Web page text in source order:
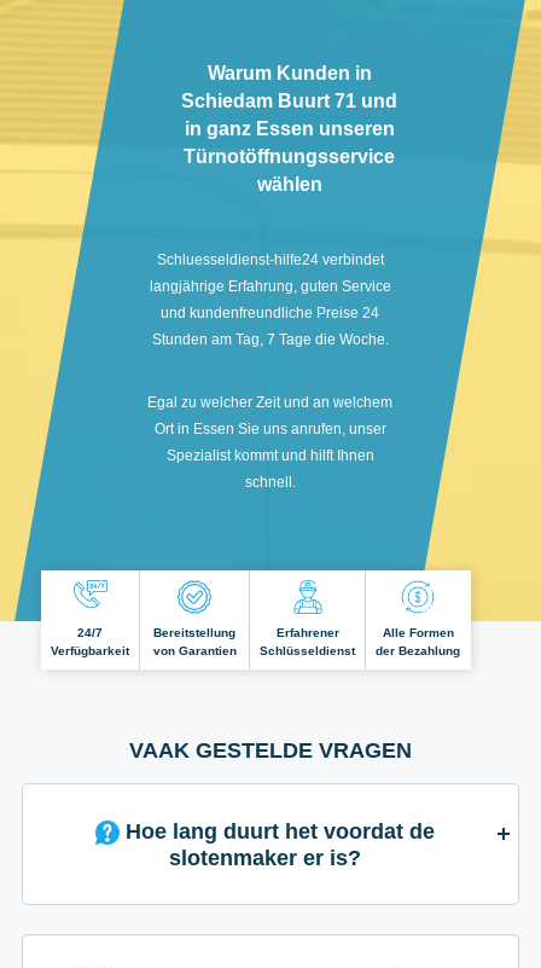
Warum Kunden in
Schiedam Buurt 71 und
in ganz Essen unseren
Türnotöffnungsservice
wählen
Schluesseldienst-hilfe24 verbindet
langjährige Erfahrung, guten Service
und kundenfreundliche Preise 24
Stunden am Tag, 7 Tage die Woche.
Egal zu welcher Zeit und an welchem
Ort in Essen Sie uns anrufen, unser
Spezialist kommt und hilft Ihnen
schnell.
24/7
Verfügbarkeit
Bereitstellung
von Garantien
Erfahrener
Schlüsseldienst
Alle Formen
der Bezahlung
VAAK GESTELDE VRAGEN
slotenmaker er is?